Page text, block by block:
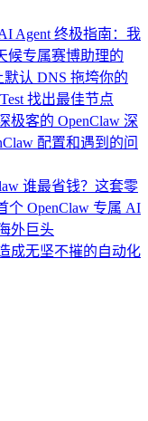
Agent 终极指南：我
候专属赛博助理的
认 DNS 拖垮你的
找出最佳节点
极客的 OpenClaw 深
配置和遇到的问
谁最省钱？这套零
个 OpenClaw 专属 AI
外巨头
成无坚不摧的自动化